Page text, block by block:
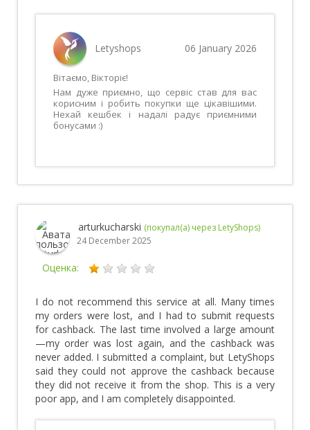
Letyshops 06 January 2026
Вітаємо, Вікторіє!
Нам дуже приємно, що сервіс став для вас
корисним і робить покупки ще цікавішими.
Нехай кешбек і надалі радує приємними
бонусами :)
arturkucharski (покупал(а) через LetyShops)
24 December 2025
Оценка:
I do not recommend this service at all. Many times
my orders were lost, and I had to submit requests
for cashback. The last time involved a large amount
—my order was lost again, and the cashback was
never added. I submitted a complaint, but LetyShops
said they could not approve the cashback because
they did not receive it from the shop. This is a very
poor app, and I am completely disappointed.